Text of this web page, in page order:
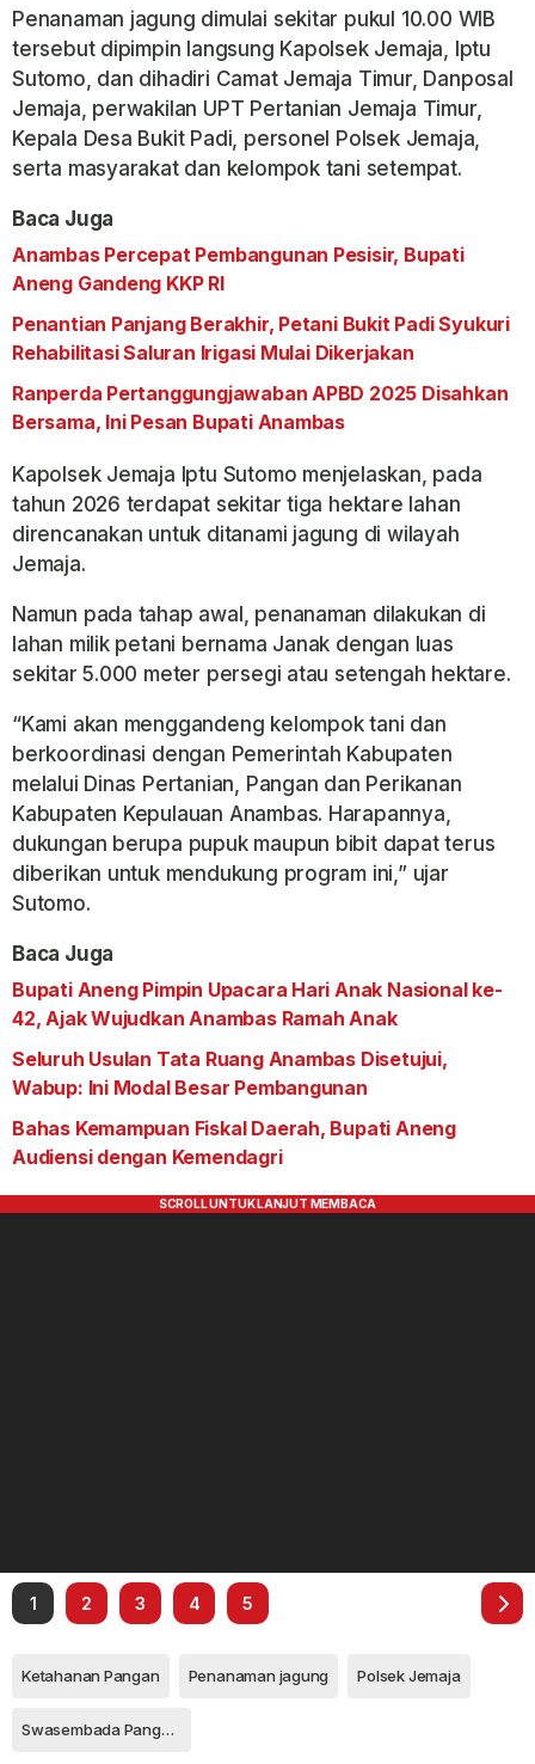
Penanaman jagung dimulai sekitar pukul 10.00 WIB
tersebut dipimpin langsung Kapolsek Jemaja, Iptu
Sutomo, dan dihadiri Camat Jemaja Timur, Danposal
Jemaja, perwakilan UPT Pertanian Jemaja Timur,
Kepala Desa Bukit Padi, personel Polsek Jemaja,
serta masyarakat dan kelompok tani setempat.
Baca Juga
Anambas Percepat Pembangunan Pesisir, Bupati
Aneng Gandeng KKP RI
Penantian Panjang Berakhir, Petani Bukit Padi Syukuri
Rehabilitasi Saluran Irigasi Mulai Dikerjakan
Ranperda Pertanggungjawaban APBD 2025 Disahkan
Bersama, Ini Pesan Bupati Anambas
Kapolsek Jemaja Iptu Sutomo menjelaskan, pada
tahun 2026 terdapat sekitar tiga hektare lahan
direncanakan untuk ditanami jagung di wilayah
Jemaja.
Namun pada tahap awal, penanaman dilakukan di
lahan milik petani bernama Janak dengan luas
sekitar 5.000 meter persegi atau setengah hektare.
“Kami akan menggandeng kelompok tani dan
berkoordinasi dengan Pemerintah Kabupaten
melalui Dinas Pertanian, Pangan dan Perikanan
Kabupaten Kepulauan Anambas. Harapannya,
dukungan berupa pupuk maupun bibit dapat terus
diberikan untuk mendukung program ini,” ujar
Sutomo.
Baca Juga
Bupati Aneng Pimpin Upacara Hari Anak Nasional ke-
42, Ajak Wujudkan Anambas Ramah Anak
Seluruh Usulan Tata Ruang Anambas Disetujui,
Wabup: Ini Modal Besar Pembangunan
Bahas Kemampuan Fiskal Daerah, Bupati Aneng
Audiensi dengan Kemendagri
1 2 3 4 5
Ketahanan Pangan Penanaman jagung Polsek Jemaja
Swasembada Pangan Anambas